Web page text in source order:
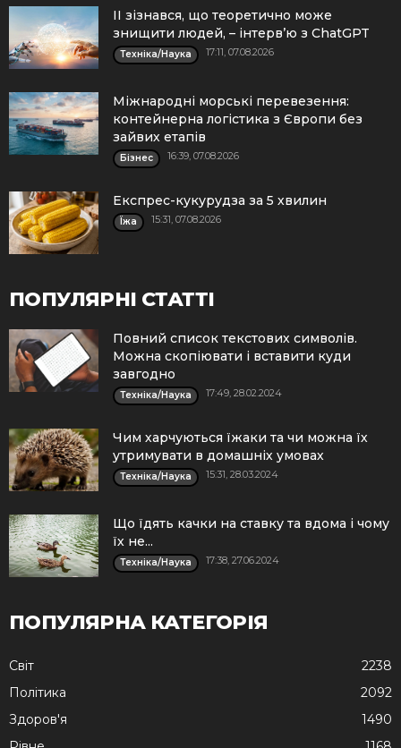
ІІ зізнався, що теоретично може
знищити людей, – інтерв’ю з ChatGPT
Техніка/Наука 17:11, 07.08.2026
Міжнародні морські перевезення:
контейнерна логістика з Європи без
зайвих етапів
Бізнес 16:39, 07.08.2026
Експрес-кукурудза за 5 хвилин
Їжа 15:31, 07.08.2026
ПОПУЛЯРНІ СТАТТІ
Повний список текстових символів.
Можна скопіювати і вставити куди
завгодно
Техніка/Наука 17:49, 28.02.2024
Чим харчуються їжаки та чи можна їх
утримувати в домашніх умовах
Техніка/Наука 15:31, 28.03.2024
Що їдять качки на ставку та вдома і чому
їх не...
Техніка/Наука 17:38, 27.06.2024
ПОПУЛЯРНА КАТЕГОРІЯ
Cвіт
2238
Політика
2092
Здоров'я
1490